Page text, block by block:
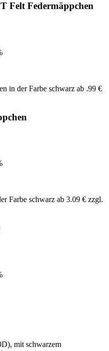
Felt Federmäppchen
mit schwarzem